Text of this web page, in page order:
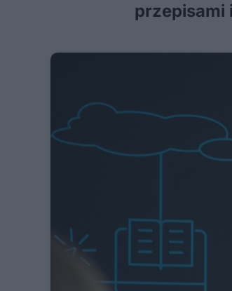
przepisami